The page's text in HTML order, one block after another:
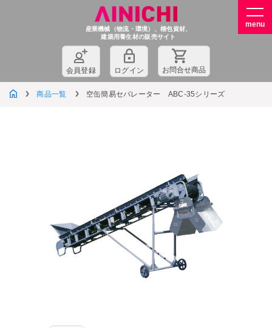
産業機械（物流・環境）、梱包資材、
建築用養生材の販売サイト
会員登録 ログイン お問合せ商品
商品一覧 空缶簡易セパレーター ABC-35シリーズ